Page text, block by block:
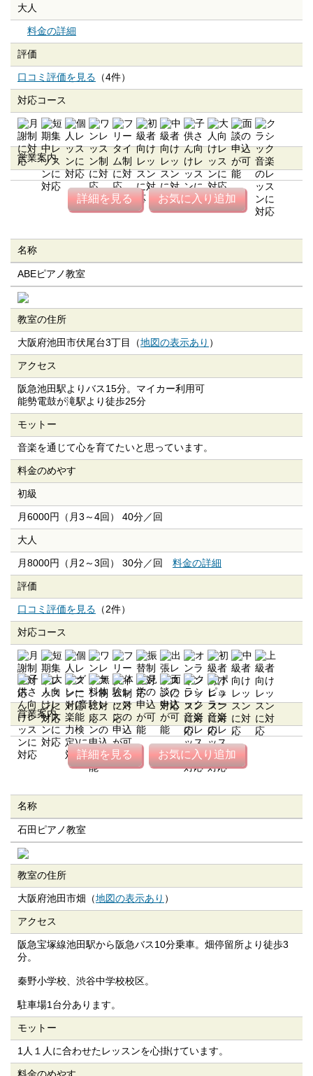
大人
料金の詳細
評価
口コミ評価を見る （4件）
対応コース
営業案内
詳細を見る お気に入り追加
名称
ABEピアノ教室
教室の住所
大阪府池田市伏尾台3丁目（地図の表示あり ）
アクセス
阪急池田駅よりバス15分。マイカー利用可
能勢電鼓が滝駅より徒歩25分
モットー
音楽を通じて心を育てたいと思っています。
料金のめやす
初級
月6000円（月3～4回） 40分／回
大人
月8000円（月2～3回） 30分／回 料金の詳細
評価
口コミ評価を見る （2件）
対応コース
営業案内
詳細を見る お気に入り追加
名称
石田ピアノ教室
教室の住所
大阪府池田市畑（地図の表示あり ）
アクセス
阪急宝塚線池田駅から阪急バス10分乗車。畑停留所より徒歩3
分。
秦野小学校、渋谷中学校校区。
駐車場1台分あります。
モットー
1人１人に合わせたレッスンを心掛けています。